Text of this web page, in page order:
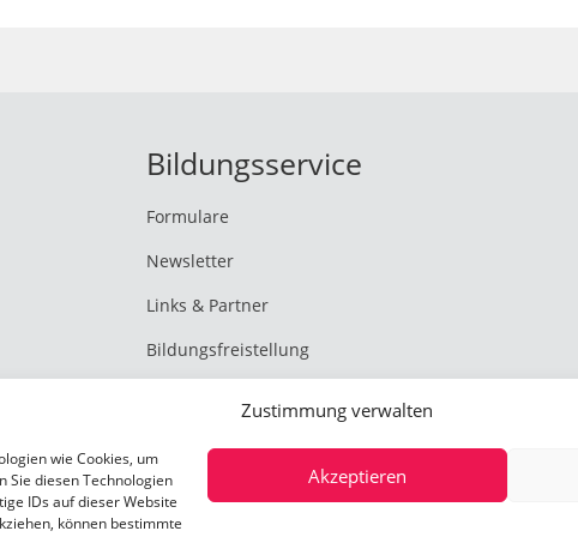
Zustimmung verwalten
wie Cookies, um
Sie diesen Technologien
IDs auf dieser Website
können bestimmte
Akzeptieren
Bildungsservice
Formulare
Newsletter
Links & Partner
Bildungsfreistellung
Datenschutzerklärung
Cookie-Richtlinien